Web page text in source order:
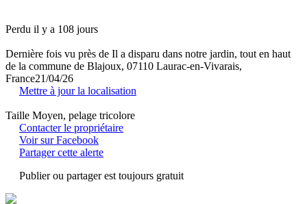
Perdu il y a 108 jours
Dernière fois vu près de Il a disparu dans notre jardin, tout en haut
de la commune de Blajoux, 07110 Laurac-en-Vivarais,
France21/04/26
Mettre à jour la localisation
Taille Moyen, pelage tricolore
Contacter le propriétaire
Voir sur Facebook
Partager cette alerte
Publier ou partager est toujours gratuit